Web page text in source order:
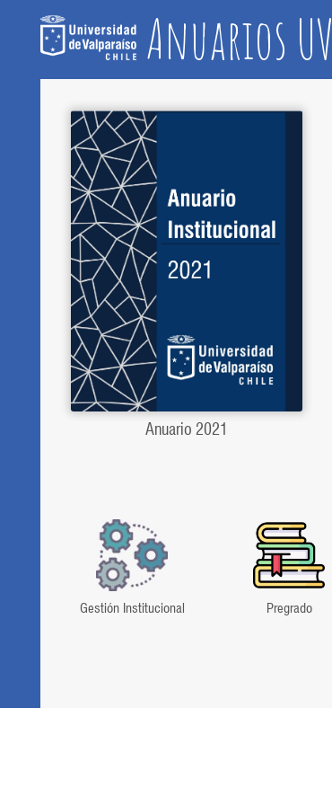
Anuarios UV
Anuario 2021
Gestión Institucional Pregrado